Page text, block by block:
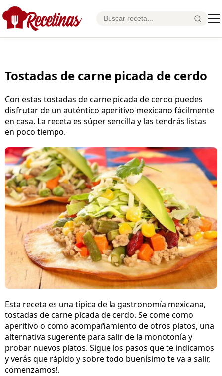
Tostadas de carne picada de cerdo
Con estas tostadas de carne picada de cerdo puedes
disfrutar de un auténtico aperitivo mexicano fácilmente
en casa. La receta es súper sencilla y las tendrás listas
en poco tiempo.
Esta receta es una típica de la gastronomía mexicana,
tostadas de carne picada de cerdo. Se come como
aperitivo o como acompañamiento de otros platos, una
alternativa sugerente para salir de la monotonía y
probar nuevos platos. Sigue los pasos que te indicamos
y verás que rápido y sobre todo buenísimo te va a salir,
comenzamos!.